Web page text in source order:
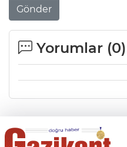
Gönder
Yorumlar (0)